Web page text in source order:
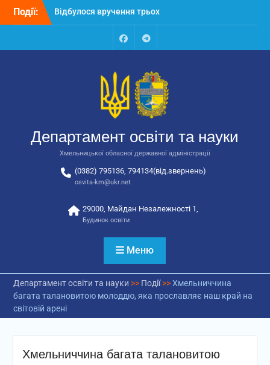
Перейти
Події:
закладів освіти
колегії Департаменту
Відбулась обласна
відповідальних за
національно-патріотичне
FacebookTalegram
Департамент освіти та науки
Хмельницької обласної державної адміністрації
(0382) 795136, 794134(від.звернень)
osvita-km@ukr.net
29000, Майдан Незалежності 1,
Будинок освіти
Меню
Департамент освіти та науки >> Події>>Хмельниччина
багата талановитою молоддю, яка прославляє наш край на
світовій арені
Хмельниччина багата талановитою